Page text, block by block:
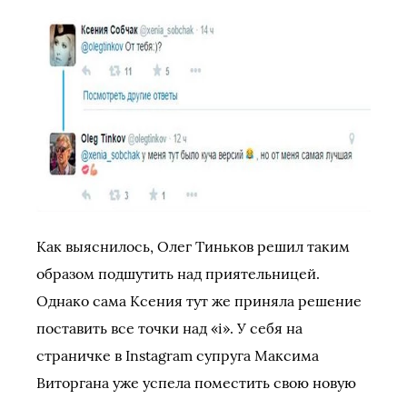
Как выяснилось, Олег Тиньков решил таким
образом подшутить над приятельницей.
Однако сама Ксения тут же приняла решение
поставить все точки над «i». У себя на
страничке в Instagram супруга Максима
Виторгана уже успела поместить свою новую